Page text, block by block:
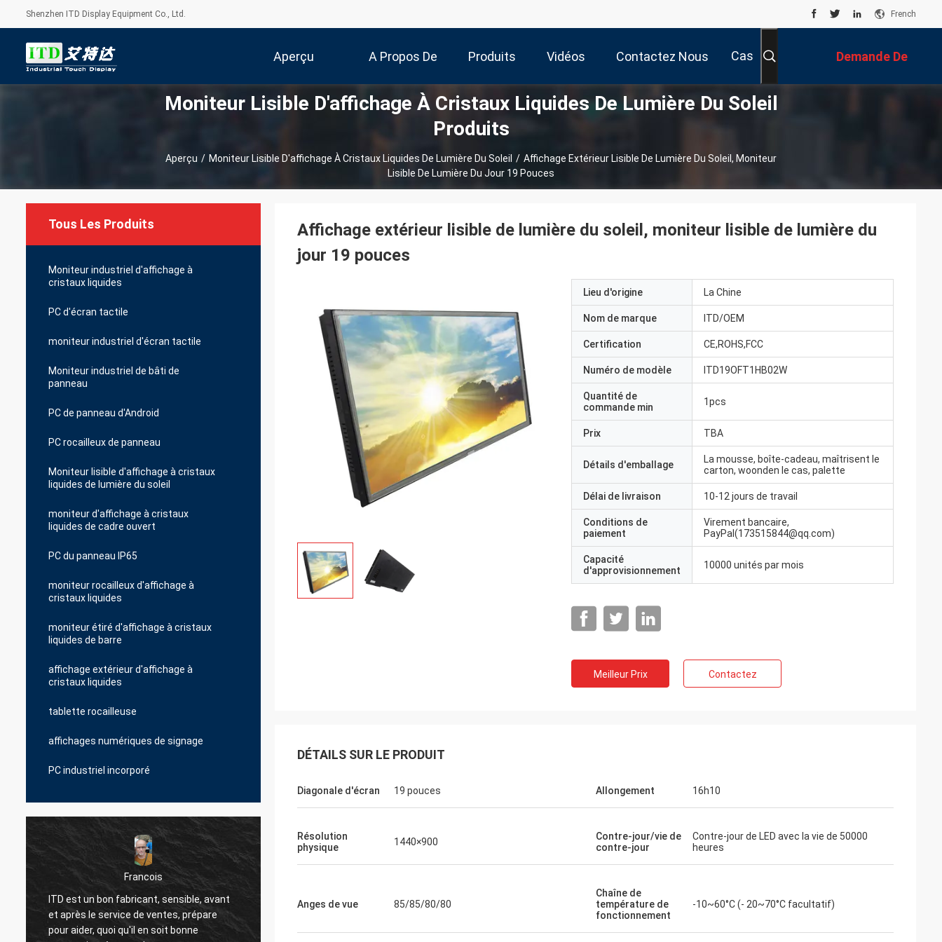
Shenzhen ITD Display Equipment Co., Ltd. French
Aperçu A Propos De
Nous
Produits Vidéos Contactez Nous Cas Demande De
Soumission
Moniteur Lisible D'affichage À Cristaux Liquides De Lumière Du Soleil
Produits
Aperçu / Moniteur Lisible D'affichage À Cristaux Liquides De Lumière Du Soleil / Affichage Extérieur Lisible De Lumière Du Soleil, Moniteur
Lisible De Lumière Du Jour 19 Pouces
Tous Les Produits
Moniteur industriel d'affichage à
cristaux liquides
PC d'écran tactile
moniteur industriel d'écran tactile
Moniteur industriel de bâti de
panneau
PC de panneau d'Android
PC rocailleux de panneau
Moniteur lisible d'affichage à cristaux
liquides de lumière du soleil
moniteur d'affichage à cristaux
liquides de cadre ouvert
PC du panneau IP65
moniteur rocailleux d'affichage à
cristaux liquides
moniteur étiré d'affichage à cristaux
liquides de barre
affichage extérieur d'affichage à
cristaux liquides
tablette rocailleuse
affichages numériques de signage
PC industriel incorporé
Francois
ITD est un bon fabricant, sensible, avant
et après le service de ventes, prépare
pour aider, quoi qu'il en soit bonne
ITD est un plaisir de travailler avec et un
(Jessie) est très sensible et rapide pour
ITD nous a fourni un large éventail de
configurations d'écran tactile industriel,
de moniteur et de produits informatiques
ITD est un bon fabricant, sensible, avant
et après le service de ventes, prépare
pour aider, quoi qu'il en soit bonne
Affichage extérieur lisible de lumière du soleil, moniteur lisible de lumière du
jour 19 pouces
Lieu d'origine La Chine
Nom de marque ITD/OEM
Certification CE,ROHS,FCC
Numéro de modèle ITD19OFT1HB02W
Quantité de
commande min
1pcs
Prix TBA
Détails d'emballage
La mousse, boîte-cadeau, maîtrisent le
carton, woonden le cas, palette
Délai de livraison 10-12 jours de travail
Conditions de
paiement
Virement bancaire,
PayPal(173515844@qq.com)
Capacité
d'approvisionnement
10000 unités par mois
Meilleur Prix Contactez
DÉTAILS SUR LE PRODUIT
Diagonale d'écran 19 pouces Allongement 16h10
Résolution
physique
1440×900
Contre-jour/vie de
contre-jour
Contre-jour de LED avec la vie de 50000
heures
Anges de vue 85/85/80/80
Chaîne de
température de
fonctionnement
-10~60°C (- 20~70°C facultatif)